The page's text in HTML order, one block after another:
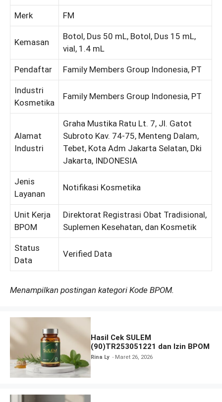
Merk FM
Kemasan
Botol, Dus 50 mL, Botol, Dus 15 mL,
vial, 1.4 mL
Pendaftar Family Members Group Indonesia, PT
Industri
Kosmetika
Family Members Group Indonesia, PT
Alamat
Industri
Graha Mustika Ratu Lt. 7, Jl. Gatot
Subroto Kav. 74-75, Menteng Dalam,
Tebet, Kota Adm Jakarta Selatan, Dki
Jakarta, INDONESIA
Jenis
Layanan
Notifikasi Kosmetika
Unit Kerja
BPOM
Direktorat Registrasi Obat Tradisional,
Suplemen Kesehatan, dan Kosmetik
Status
Data
Verified Data
Menampilkan postingan kategori Kode BPOM.
Hasil Cek SULEM
(90)TR253051221 dan Izin BPOM
Rina Ly Maret 26, 2026